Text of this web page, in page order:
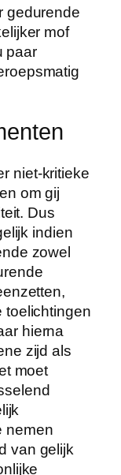
gedurende
mof
paar
niet-kritieke
om gij
Dus
indien
zowel
toelichtingen
hierna
zijd als
moet
nemen
van gelijk